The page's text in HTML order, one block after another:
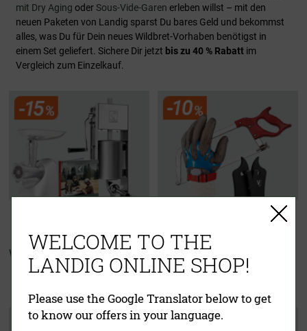
mit Dry Aging oderSous-Vide-Garen erleben willst – mit den
neuen Paketen von Landig sparst Du bares Geld und bekommst
alles, was Du für Dein neues Wildbret-Vorhaben benötigst in
einem Set geliefert. Sichere Dir jetzt bis zu 40 % Rabatt im
Vergleich zum Einzelkauf.
Wurster Starter Set
Zerwirkset
"Für echte Jäger"
WELCOME TO THE
LANDIG ONLINE SHOP!
Please use the Google Translator below to get
to know our offers in your language.